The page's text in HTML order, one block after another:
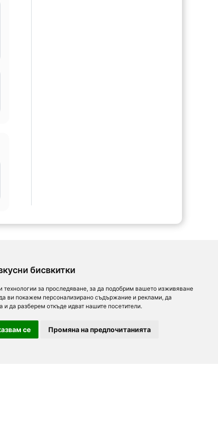
бисвкитки
технологии за проследяване, за да подобрим вашето изживяване
ви покажем персонализирано съдържание и реклами, да
и да разберем откъде идват нашите посетители.
се Промяна на предпочитанията